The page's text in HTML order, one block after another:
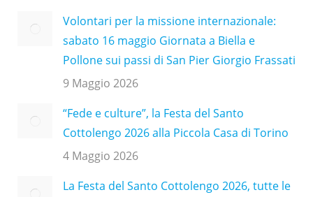
Volontari per la missione internazionale:
sabato 16 maggio Giornata a Biella e
Pollone sui passi di San Pier Giorgio Frassati
9 Maggio 2026
“Fede e culture”, la Festa del Santo
Cottolengo 2026 alla Piccola Casa di Torino
4 Maggio 2026
La Festa del Santo Cottolengo 2026, tutte le